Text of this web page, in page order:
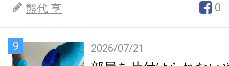
熊代 亨 0
9 2026/07/21